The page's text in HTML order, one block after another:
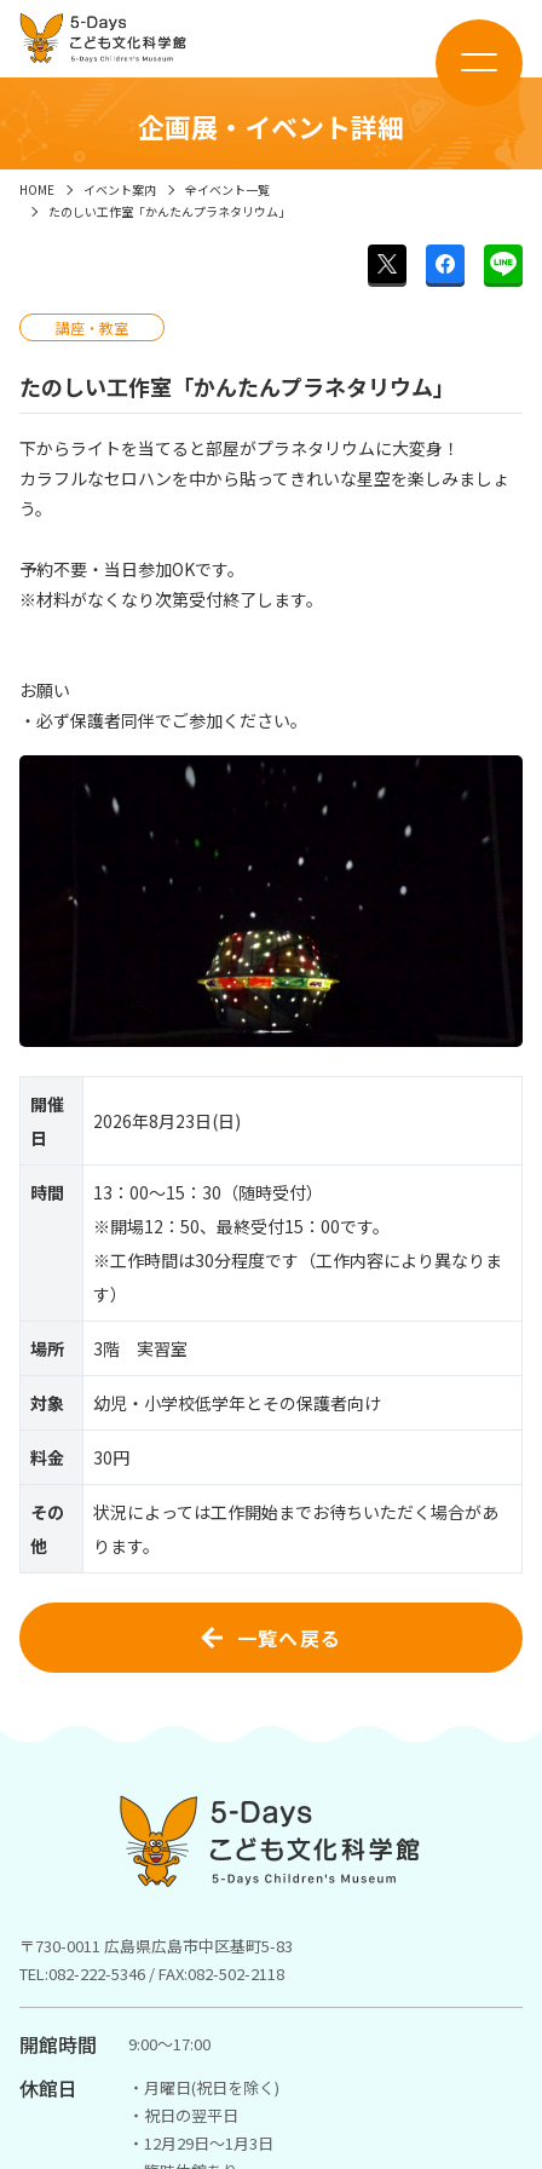
企画展・イベント詳細
HOME イベント案内
全イベント一覧
たのしい工作室「かんたんプラネタリウム」
講座・教室
たのしい工作室「かんたんプラネタリウム」
下からライトを当てると部屋がプラネタリウムに大変身！
カラフルなセロハンを中から貼ってきれいな星空を楽しみましょ
う。
予約不要・当日参加OKです。
※材料がなくなり次第受付終了します。
お願い
・必ず保護者同伴でご参加ください。
開催
日
2026年8月23日(日)
時間
13：00～15：30（随時受付）
※開場12：50、最終受付15：00です。
※工作時間は30分程度です（工作内容により異なりま
す）
場所 3階 実習室
対象 幼児・小学校低学年とその保護者向け
料金 30円
その
他
状況によっては工作開始までお待ちいただく場合があ
ります。
一覧へ戻る
〒730-0011 広島県広島市中区基町5-83
TEL:082-222-5346 / FAX:082-502-2118
開館時間 9:00〜17:00
休館日
・月曜日(祝日を除く)
・祝日の翌平日
・12月29日～1月3日